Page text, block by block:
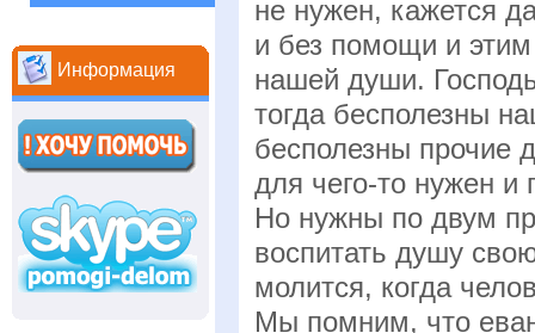
не нужен, кажется
и без помощи и
нашей души.
тогда бесполезны
бесполезны прочие
для чего-то нужен
Но нужны по двум
воспитать душу
молится, когда
Мы помним, что
Информация